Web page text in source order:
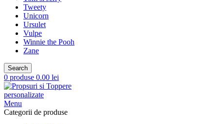
Tweety
Unicorn
Ursulet
Vulpe
Winnie the Pooh
Zane
Search
0 produse 0.00 lei
Menu
Categorii de produse